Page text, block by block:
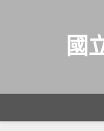
國